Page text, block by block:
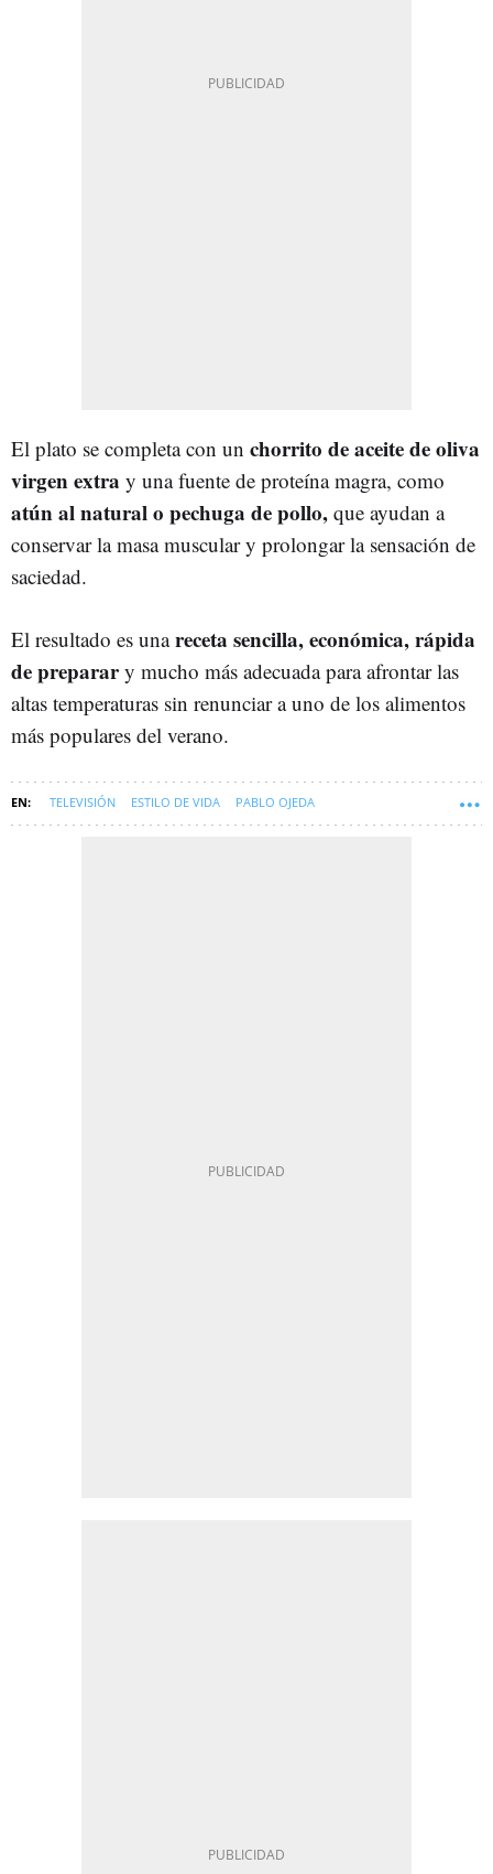
El plato se completa con un chorrito de aceite de oliva
virgen extra y una fuente de proteína magra, como
atún al natural o pechuga de pollo, que ayudan a
conservar la masa muscular y prolongar la sensación de
saciedad.
El resultado es unareceta sencilla, económica, rápida
de preparary mucho más adecuada para afrontar las
altas temperaturas sin renunciar a uno de los alimentos
más populares del verano.
TELEVISIÓN ESTILO DE VIDA PABLO OJEDA